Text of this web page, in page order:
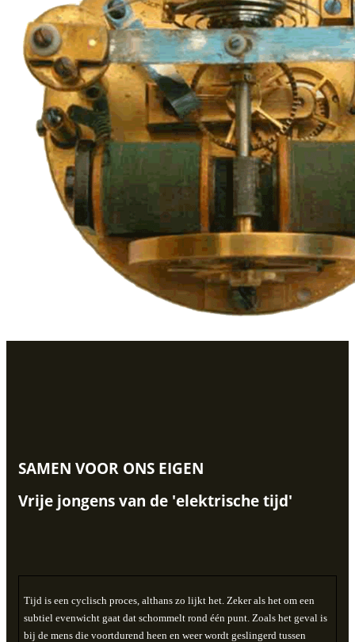
SAMEN VOOR ONS EIGEN
Vrije jongens van de 'elektrische tijd'
Tijd is een cyclisch proces, althans zo lijkt het. Zeker als het om een
subtiel evenwicht gaat dat schommelt rond één punt. Zoals het geval is
bij de mens die voortdurend heen en weer wordt geslingerd tussen